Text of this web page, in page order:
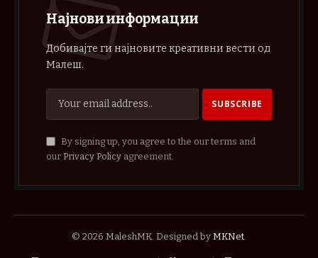
Најнови информации
Добивајте ги најновите креативни вести од
Малеш.
By signing up, you agree to the our terms and
our Privacy Policyagreement.
© 2026 MaleshMK. Designed by MKNet